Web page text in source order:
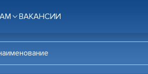
ВАКАНСИИ